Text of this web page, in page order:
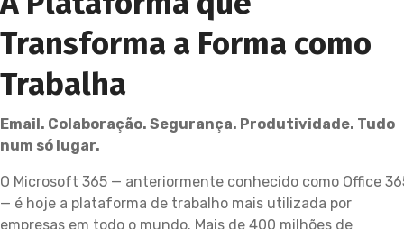
Transforma a Forma como
Trabalha
Email. Colaboração. Segurança. Produtividade. Tudo
num só lugar.
O Microsoft 365 — anteriormente conhecido como Office
— é hoje a plataforma de trabalho mais utilizada por
empresas em todo o mundo. Mais de 400 milhões de